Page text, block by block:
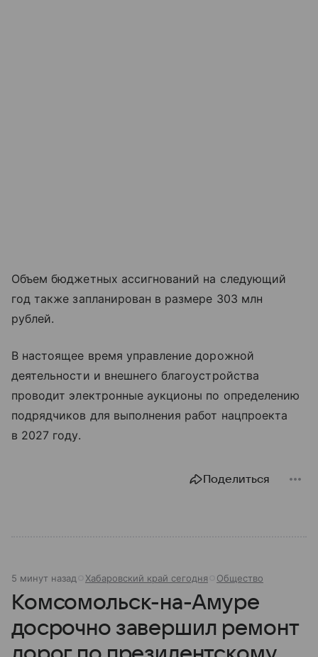
Объем бюджетных ассигнований на следующий
год также запланирован в размере 303 млн
рублей.
В настоящее время управление дорожной
деятельности и внешнего благоустройства
проводит электронные аукционы по определению
подрядчиков для выполнения работ нацпроекта
в 2027 году.
Поделиться
5 минут назад Хабаровский край сегодня Общество
Комсомольск-на-Амуре
досрочно завершил ремонт